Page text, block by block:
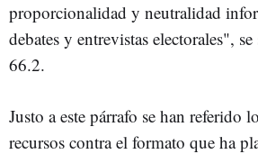
proporcionalidad y neutralidad
debates y entrevistas electorales",
66.2.
Justo a este párrafo se han referido
recursos contra el formato que ha